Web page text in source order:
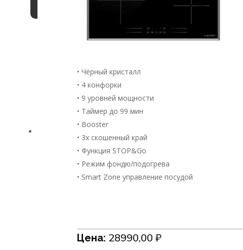
• Чёрный кристалл
• 4 конфорки
• 9 уровней мощности
• Таймер до 99 мин
• Booster
• 3х скошенный край
• Функция STOP&Go
• Режим фондю/подогрева
• Smart Zone управление посудой
Цена: 28990,00 ₽